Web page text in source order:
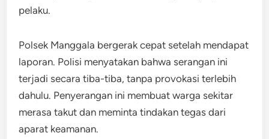
pelaku.
Polsek Manggala bergerak cepat setelah mendapat
laporan. Polisi menyatakan bahwa serangan ini
terjadi secara tiba-tiba, tanpa provokasi terlebih
dahulu. Penyerangan ini membuat warga sekitar
merasa takut dan meminta tindakan tegas dari
aparat keamanan.